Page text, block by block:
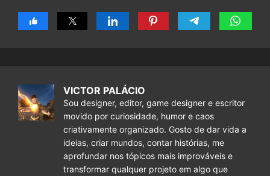
VICTOR PALÁCIO
Sou designer, editor, game designer e escritor
movido por curiosidade, humor e caos
criativamente organizado. Gosto de dar vida a
ideias, criar mundos, contar histórias, me
aprofundar nos tópicos mais improváveis e
transformar qualquer projeto em algo que